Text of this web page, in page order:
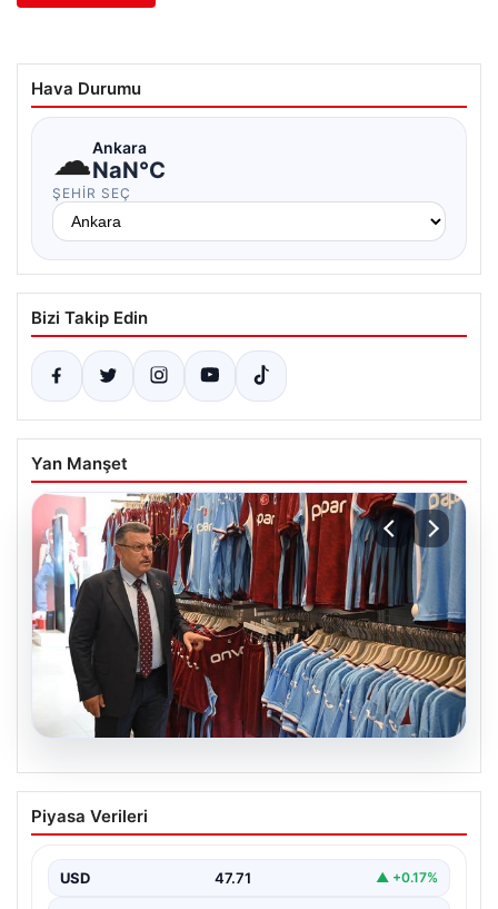
Hava Durumu
☁Ankara
NaN°C
ŞEHIR SEÇ
Bizi Takip Edin
Yan Manşet
Ahmet Metin Genç’in forma
kampanyasıyla ilgili belediyeden
Piyasa Verileri
USD 47.71 ▲ +0.17%